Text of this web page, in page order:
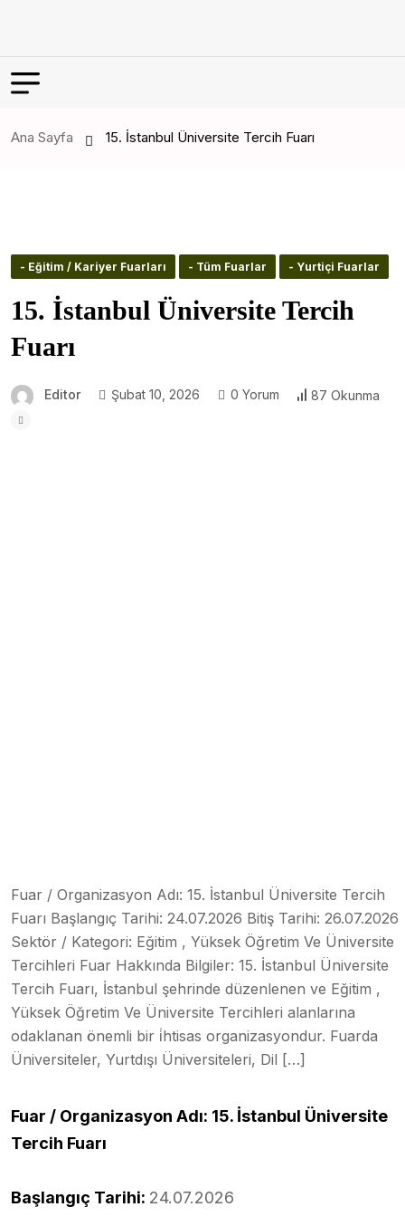
Ana Sayfa 15. İstanbul Üniversite Tercih Fuarı
- Eğitim / Kariyer Fuarları - Tüm Fuarlar - Yurtiçi Fuarlar
15. İstanbul Üniversite Tercih
Fuarı
Editor Şubat 10, 2026 0 Yorum 87 Okunma
Fuar / Organizasyon Adı: 15. İstanbul Üniversite Tercih
Fuarı Başlangıç Tarihi: 24.07.2026 Bitiş Tarihi: 26.07.2026
Sektör / Kategori: Eğitim , Yüksek Öğretim Ve Üniversite
Tercihleri Fuar Hakkında Bilgiler: 15. İstanbul Üniversite
Tercih Fuarı, İstanbul şehrinde düzenlenen ve Eğitim ,
Yüksek Öğretim Ve Üniversite Tercihleri alanlarına
odaklanan önemli bir i̇htisas organizasyondur. Fuarda
Üniversiteler, Yurtdışı Üniversiteleri, Dil […]
Fuar / Organizasyon Adı: 15. İstanbul Üniversite
Tercih Fuarı
Başlangıç Tarihi: 24.07.2026